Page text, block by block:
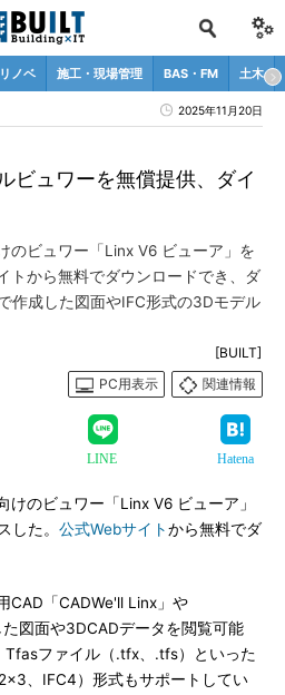
ノベ 施工・現場管理 BAS・FM 土木
2025年11月20日
ビュワーを無償提供、ダイ
のビュワー「Linx V6 ビューア」を
トから無料でダウンロードでき、ダ
作成した図面やIFC形式の3Dモデル
[BUILT]
PC用表示
関連情報
LINE Hatena
のビュワー「Linx V6 ビューア」
した。 公式Webサイトから無料でダ
「CADWe'll Linx」や
た図面や3DCADデータを閲覧可能
Tfasファイル（.tfx、.tfs）といった
、IFC4）形式もサポートしてい